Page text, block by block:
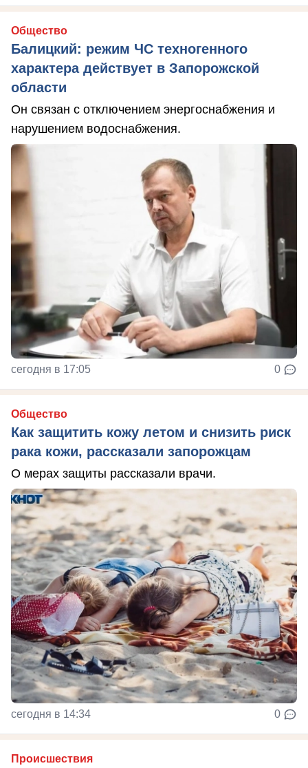
Общество
Балицкий: режим ЧС техногенного
характера действует в Запорожской
области
Он связан с отключением энергоснабжения и
нарушением водоснабжения.
сегодня в 17:05 0
Общество
Как защитить кожу летом и снизить риск
рака кожи, рассказали запорожцам
О мерах защиты рассказали врачи.
сегодня в 14:34 0
Происшествия